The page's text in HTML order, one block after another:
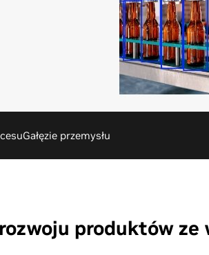
Gałęzie przemysłu
produktów ze